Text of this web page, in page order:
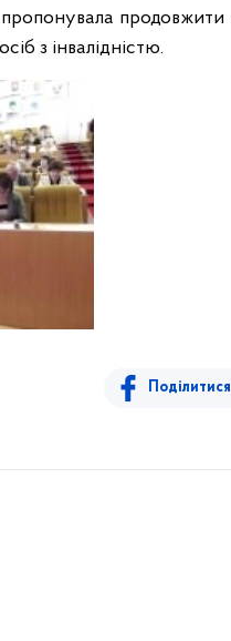
продовжити
з інвалідністю.
Поділитися